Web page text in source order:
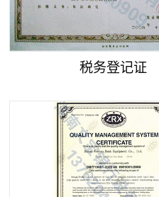
税务登记证